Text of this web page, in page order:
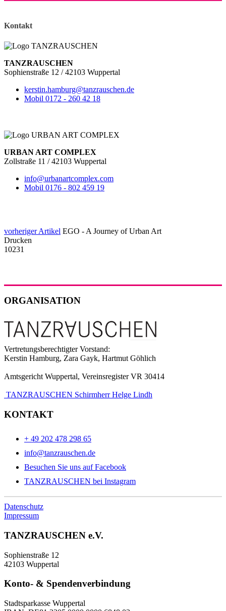
Kontakt
TANZRAUSCHEN
Sophienstraße 12 / 42103 Wuppertal
kerstin.hamburg@tanzrauschen.de
Mobil 0172 - 260 42 18
URBAN ART COMPLEX
Zollstraße 11 / 42103 Wuppertal
info@urbanartcomplex.com
Mobil 0176 - 802 459 19
vorheriger Artikel EGO - A Journey of Urban Art
Drucken
10231
ORGANISATION
Vertretungsberechtigter Vorstand:
Kerstin Hamburg, Zara Gayk, Hartmut Göhlich
Amtsgericht Wuppertal, Vereinsregister VR 30414
TANZRAUSCHEN Schirmherr Helge Lindh
KONTAKT
+ 49 202 478 298 65
info@tanzrauschen.de
Besuchen Sie uns auf Facebook
TANZRAUSCHEN bei Instagram
Datenschutz
Impressum
TANZRAUSCHEN e.V.
Sophienstraße 12
42103 Wuppertal
Konto- & Spendenverbindung
Stadtsparkasse Wuppertal